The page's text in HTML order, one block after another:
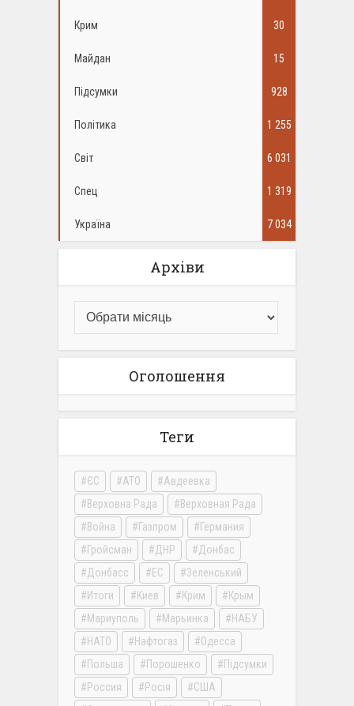
Крим 30
Майдан 15
Підсумки 928
Політика 1 255
Світ 6 031
Спец 1 319
Україна 7 034
Архіви
Оголошення
Теги
ЄС АТО
Авдеевка
Верховна Рада
Верховная Рада
Война
Газпром
Германия
Гройсман
ДНР
Донбас
Донбасс
ЕС
Зеленський
Итоги
Киев Крим
Крым
Мариуполь
Марьинка
НАБУ
НАТО
Нафтогаз
Одесса
Польша
Порошенко
Підсумки
Россия
Росія
США